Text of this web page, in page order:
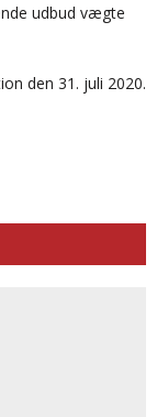
udbud vægte
den 31. juli 2020.